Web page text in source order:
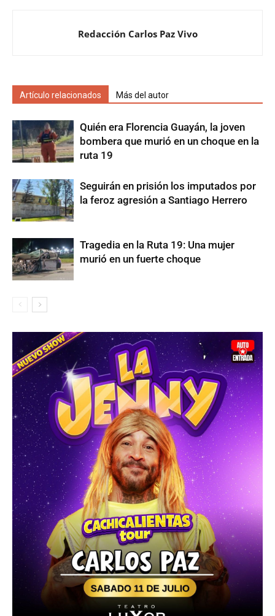
Redacción Carlos Paz Vivo
Artículo relacionados Más del autor
Quién era Florencia Guayán, la joven
bombera que murió en un choque en la
ruta 19
Seguirán en prisión los imputados por
la feroz agresión a Santiago Herrero
Tragedia en la Ruta 19: Una mujer
murió en un fuerte choque